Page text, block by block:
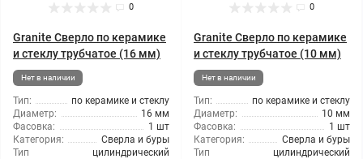
0
Granite Сверло по керамике
и стеклу трубчатое (16 мм)
Нет в наличии
Тип:
по керамике и стеклу
Диаметр:
16 мм
Фасовка:
1 шт
Категория:
Сверла и буры
Тип
цилиндрический
0
Granite Сверло по керамике
и стеклу трубчатое (10 мм)
Нет в наличии
Тип:
по керамике и стеклу
Диаметр:
10 мм
Фасовка:
1 шт
Категория:
Сверла и буры
Тип
цилиндрический